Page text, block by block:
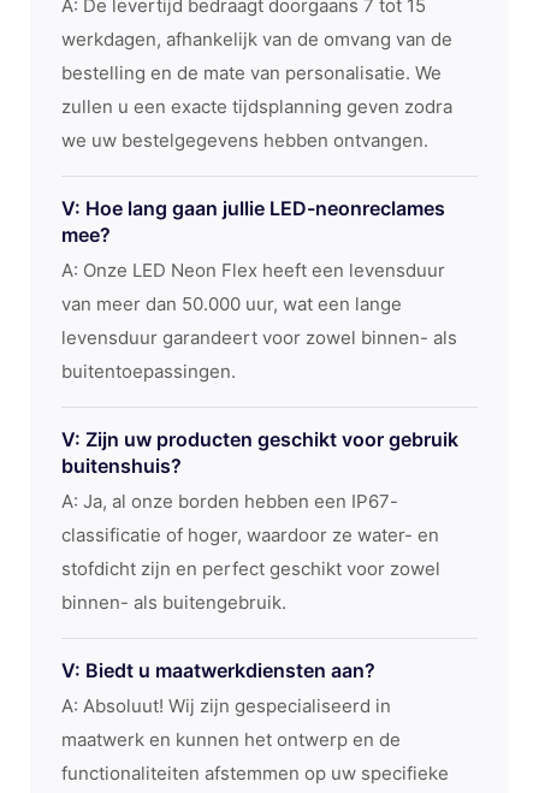
A: De levertijd bedraagt ​​doorgaans 7 tot 15
werkdagen, afhankelijk van de omvang van de
bestelling en de mate van personalisatie. We
zullen u een exacte tijdsplanning geven zodra
we uw bestelgegevens hebben ontvangen.
V: Hoe lang gaan jullie LED-neonreclames
mee?
A: Onze LED Neon Flex heeft een levensduur
van meer dan 50.000 uur, wat een lange
levensduur garandeert voor zowel binnen- als
buitentoepassingen.
V: Zijn uw producten geschikt voor gebruik
buitenshuis?
A: Ja, al onze borden hebben een IP67-
classificatie of hoger, waardoor ze water- en
stofdicht zijn en perfect geschikt voor zowel
binnen- als buitengebruik.
V: Biedt u maatwerkdiensten aan?
A: Absoluut! Wij zijn gespecialiseerd in
maatwerk en kunnen het ontwerp en de
functionaliteiten afstemmen op uw specifieke